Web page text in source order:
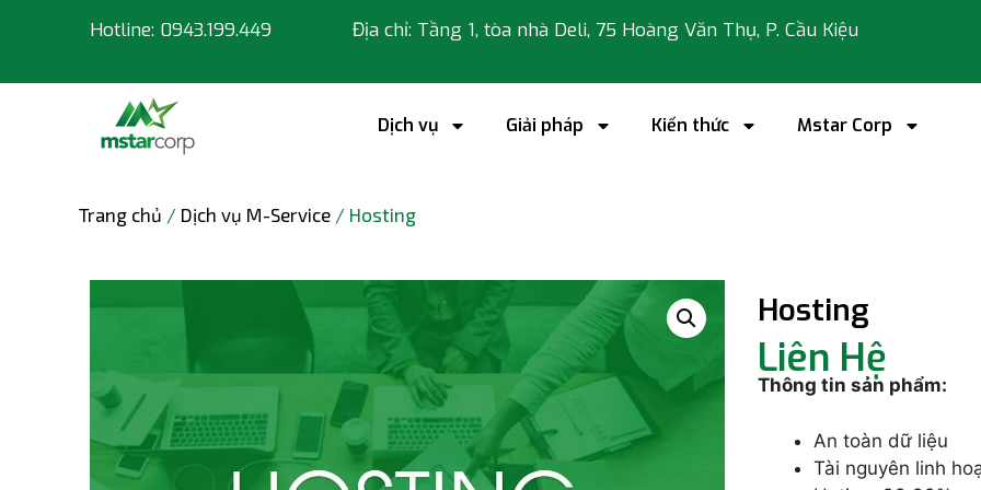
Hotline: 0943.199.449 Địa chỉ: Tầng 1, tòa nhà Deli, 75 Hoàng Văn Thụ, P. Cầu Kiệu
Dịch vụ Giải pháp Kiến thức Mstar Corp
Trang chủ / Dịch vụ M-Service / Hosting
Hosting
Liên Hệ
Thông tin sản phẩm:
An toàn dữ liệu
Tài nguyên linh